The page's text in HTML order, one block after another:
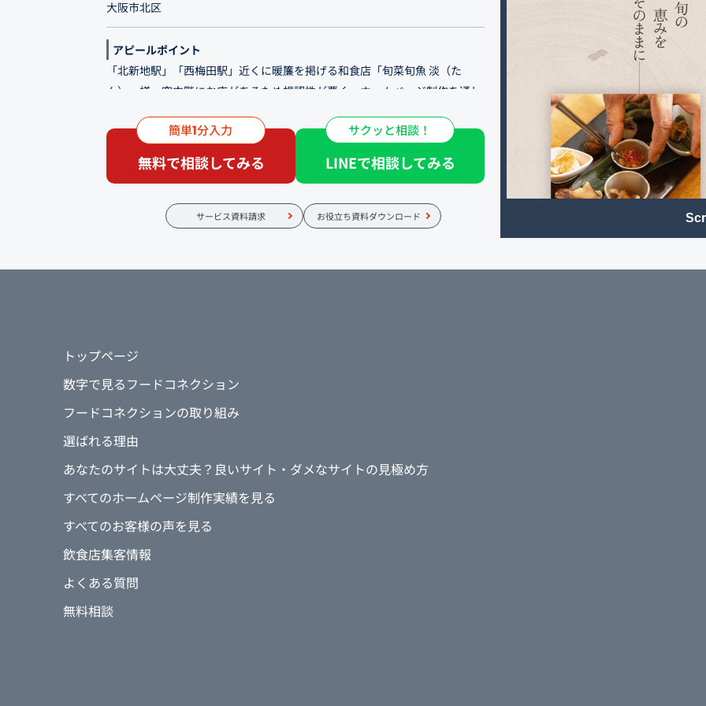
大阪市北区
アピールポイント
「北新地駅」「西梅田駅」近くに暖簾を掲げる和食店「旬菜旬魚 淡（た
ん）」様。空中階にお店があるため視認性が悪く、ホームページ制作を通し
して手数料を削減することも目的の一つ。SEO・MEO対策で認知を広げ、こ
だわりやランチの魅力を可視化し、他店と差別化を図ります。
待やご会食、ご宴会、デート、一人飲みなどにもぜひご利用ください。
簡単1分入力
無料で相談してみる
サクッと相談！
LINEで相談してみる
サービス資料請求 お役立ち資料ダウンロード
トップページ
数字で見るフードコネクション
フードコネクションの取り組み
選ばれる理由
あなたのサイトは大丈夫？良いサイト・ダメなサイトの見極め方
すべてのホームページ制作実績を見る
すべてのお客様の声を見る
飲食店集客情報
よくある質問
無料相談